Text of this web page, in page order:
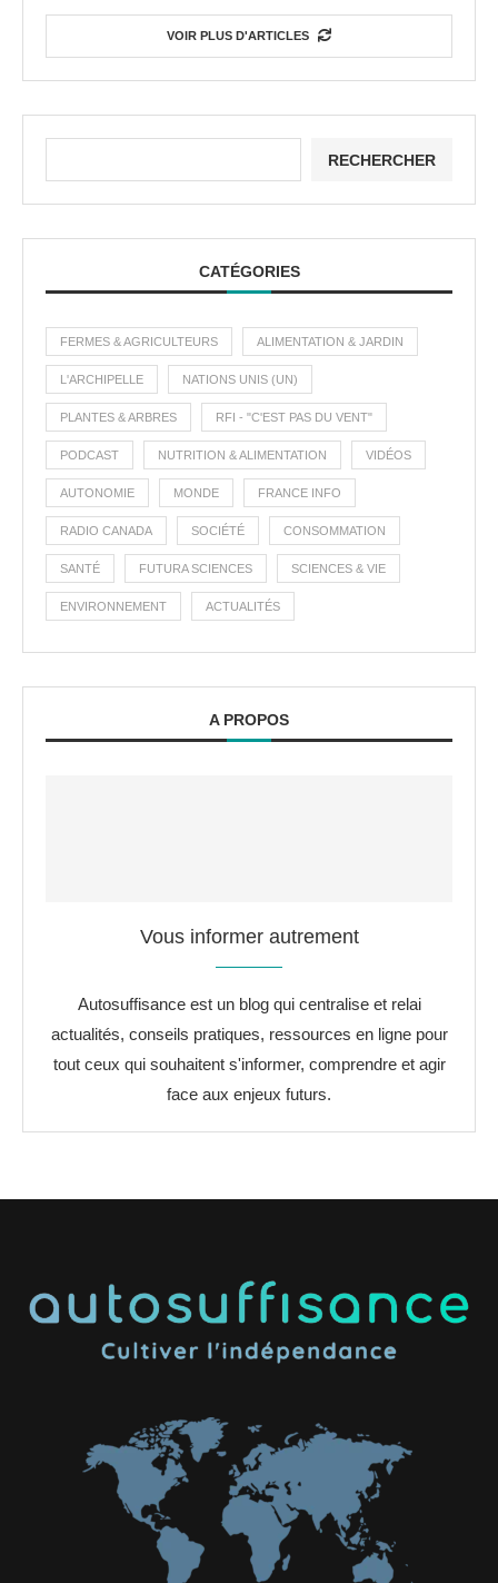
VOIR PLUS D'ARTICLES
RECHERCHER
CATÉGORIES
FERMES & AGRICULTEURS ALIMENTATION & JARDIN
L'ARCHIPELLE NATIONS UNIS (UN)
PLANTES & ARBRES RFI - "C'EST PAS DU VENT"
PODCAST NUTRITION & ALIMENTATION VIDÉOS
AUTONOMIE MONDE FRANCE INFO
RADIO CANADA SOCIÉTÉ CONSOMMATION
SANTÉ FUTURA SCIENCES SCIENCES & VIE
ENVIRONNEMENT ACTUALITÉS
A PROPOS
Vous informer autrement
Autosuffisance est un blog qui centralise et relai
actualités, conseils pratiques, ressources en ligne pour
tout ceux qui souhaitent s'informer, comprendre et agir
face aux enjeux futurs.